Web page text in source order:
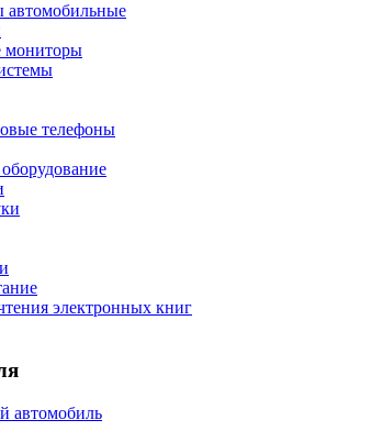
автомобильные
мониторы
телефоны
электронных книг